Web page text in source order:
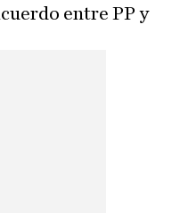
entre PP y